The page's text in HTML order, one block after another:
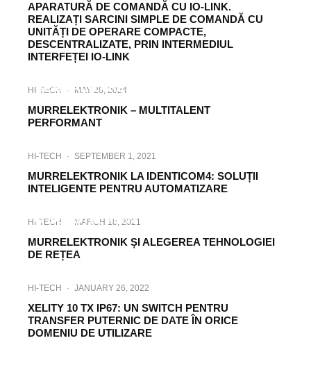
APARATURĂ DE COMANDĂ CU IO-LINK.
REALIZAȚI SARCINI SIMPLE DE COMANDĂ CU
UNITĂȚI DE OPERARE COMPACTE,
DESCENTRALIZATE, PRIN INTERMEDIUL
INTERFEȚEI IO-LINK
SEMNALIZARE EXPLICITĂ A STADIILOR
HI-TECH · MAY 28, 2024
MURRELEKTRONIK – MULTITALENT
PERFORMANT
HI-TECH · SEPTEMBER 1, 2021
MURRELEKTRONIK LA IDENTICOM4: SOLUȚII
INTELIGENTE PENTRU AUTOMATIZARE
O SOLUȚIE PENTRU TOATE SITUAȚIILE:
HI-TECH MARCH 18, 2021
MURRELEKTRONIK ȘI ALEGEREA TEHNOLOGIEI
DE REȚEA
HI-TECH · JANUARY 26, 2022
XELITY 10 TX IP67: UN SWITCH PENTRU
TRANSFER PUTERNIC DE DATE ÎN ORICE
DOMENIU DE UTILIZARE